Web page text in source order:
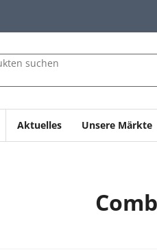
suchen
Aktuelles Unsere Märkte